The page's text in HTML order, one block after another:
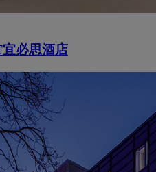
必思酒店